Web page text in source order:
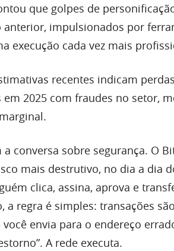
que golpes de
anterior, impulsionados por
execução cada vez mais
recentes indicam
em 2025 com fraudes no setor,
conversa sobre segurança. O
mais destrutivo, no dia a dia
clica, assina, aprova e
regra é simples: transações
envia para o endereço
A rede executa.